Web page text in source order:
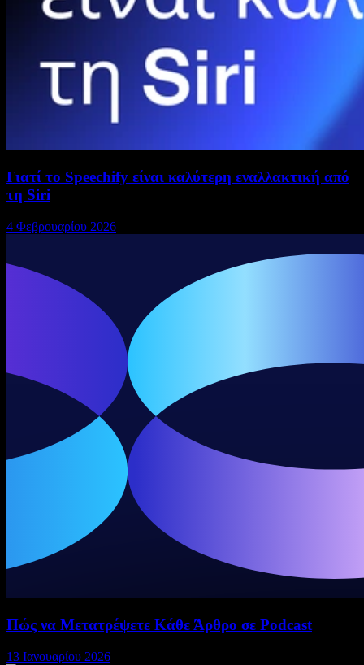
Γιατί το Speechify είναι καλύτερη εναλλακτική από
τη Siri
4 Φεβρουαρίου 2026
Πώς να Μετατρέψετε Κάθε Άρθρο σε Podcast
13 Ιανουαρίου 2026